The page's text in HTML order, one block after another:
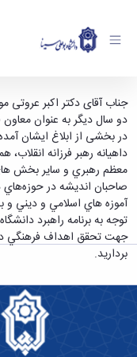
دانشگاه
تاریخچه
معرفی
برنامه
راهبردی
دانشگاه
نقشه
دانشگاه
ساختار
سازمان
آموزش
پذیرش
کارشناسی
تحصیلات
تکمیلی
پسا
دکترا
استعدادهای
درخشان
دانشجویان
مهمانی
پژوهش
فناوری و
کارآفرینی
دفتر
ارتباط
با
صنعت
پردیس
علم
دانشکده‌ها
پردیس
اصلی
مهندسی
کشاورزی
شیمی
و
علوم
انسانی
رفاهی
رفاهی
پرسنل
اداره
رفاه
کارکنان
مهمانسرای
دانشجویان
دانشجویان
اعضای
هیأت
علمی
کارکنان
دانشجویان
فارغ
التحصیلان
فوق
ابقا معاون
بوعلی سینا همدان
جناب آقای دکتر اکبر
دو سال دیگر به عنوان
در بخشی از ابلاغ ایشان
داهيانه رهبر فرزانه انقلاب،
معظم رهبري و ساير بخش
صاحبان انديشه در حوزه‌هاي
آموزه‌ هاي اسلامي و ديني و
توجه به برنامه راهبرد
جهت تحقق اهداف فرهنگي
برداريد.